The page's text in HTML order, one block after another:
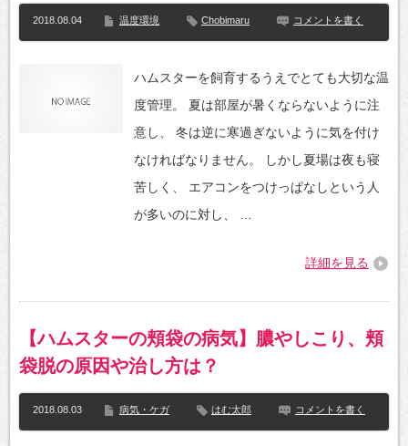
2018.08.04 温度環境 Chobimaru コメントを書く
ハムスターを飼育するうえでとても大切な温
度管理。 夏は部屋が暑くならないように注
意し、 冬は逆に寒過ぎないように気を付け
なければなりません。 しかし夏場は夜も寝
苦しく、 エアコンをつけっぱなしという人
が多いのに対し、 …
詳細を見る
【ハムスターの頬袋の病気】膿やしこり、頬
袋脱の原因や治し方は？
2018.08.03 病気・ケガ はむ太郎 コメントを書く